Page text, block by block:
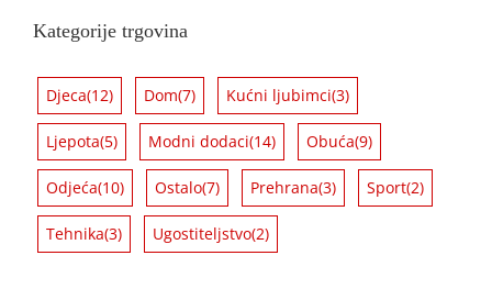
Kategorije trgovina
Djeca(12) Dom(7) Kućni ljubimci(3)
Ljepota(5) Modni dodaci(14) Obuća(9)
Odjeća(10) Ostalo(7) Prehrana(3) Sport(2)
Tehnika(3) Ugostiteljstvo(2)